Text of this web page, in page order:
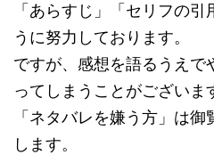
「あらすじ」「セリフの
うに努力しております。
ですが、感想を語るうえで
ってしまうことがございま
「ネタバレを嫌う方」は
します。